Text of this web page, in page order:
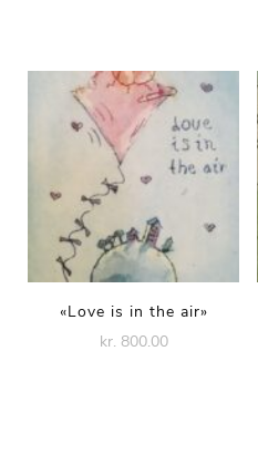
«Love is in the air»
kr. 800.00